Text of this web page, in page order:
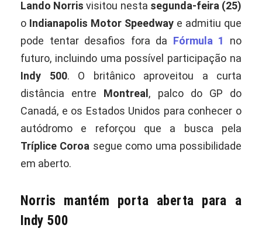
Lando Norris visitou nesta segunda-feira (25)
o Indianapolis Motor Speedway e admitiu que
pode tentar desafios fora da Fórmula 1
no
futuro, incluindo uma possível participação na
Indy 500. O britânico aproveitou a curta
distância entre Montreal , palco do GP do
Canadá, e os Estados Unidos para conhecer o
autódromo e reforçou que a busca pela
Tríplice Coroa segue como uma possibilidade
em aberto.
Norris mantém porta aberta para a
Indy 500